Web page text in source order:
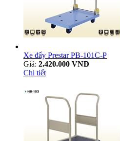
Xe đẩy Prestar PB-101C-P
Giá: 2.420.000 VNĐ
Chi tiết